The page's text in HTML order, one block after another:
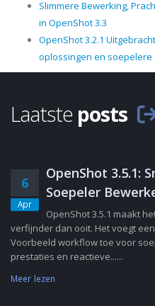
Slimmere Bewerking,
in OpenShot 3.3
OpenShot 3.2.1
oplossingen en soepelere
Laatste posts
6
Apr
OpenShot 3.5.1:
Soepeler
OpenShot 3.5.1 maakt
verfijnder dan ooit. Het voegt
Voorbeeld workflow toe voor
prestaties en reactieve......
Meer lezen